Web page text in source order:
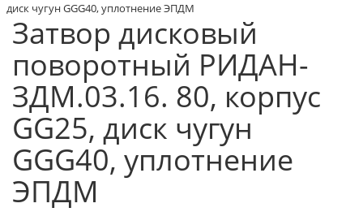
диск чугун GGG40, уплотнение ЭПДМ
Затвор дисковый
поворотный РИДАН-
ЗДМ.03.16. 80, корпус
GG25, диск чугун
GGG40, уплотнение
ЭПДМ